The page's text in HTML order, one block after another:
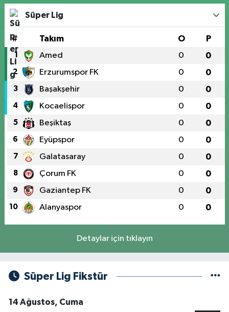
Süper Lig
# Takım O P
1 Amed 0 0
2 Erzurumspor FK 0 0
3 Başakşehir 0 0
4 Kocaelispor 0 0
5 Beşiktaş 0 0
6 Eyüpspor 0 0
7 Galatasaray 0 0
8 Çorum FK 0 0
9 Gaziantep FK 0 0
10 Alanyaspor 0 0
Detaylar için tıklayın
Süper Lig Fikstür
14 Ağustos, Cuma